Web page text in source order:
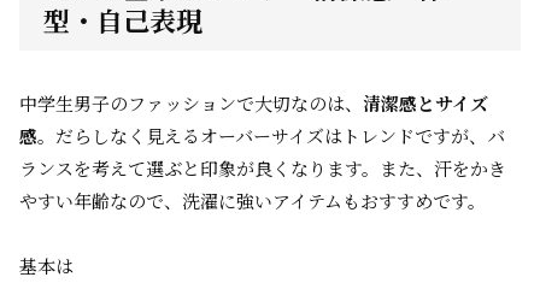
型・自己表現
中学生男子のファッションで大切なのは、 清潔感とサイズ
感。だらしなく見えるオーバーサイズはトレンドですが、バ
ランスを考えて選ぶと印象が良くなります。また、汗をかき
やすい年齢なので、洗濯に強いアイテムもおすすめです。
基本は